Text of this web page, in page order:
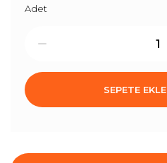
Adet
SEPETE EKLE